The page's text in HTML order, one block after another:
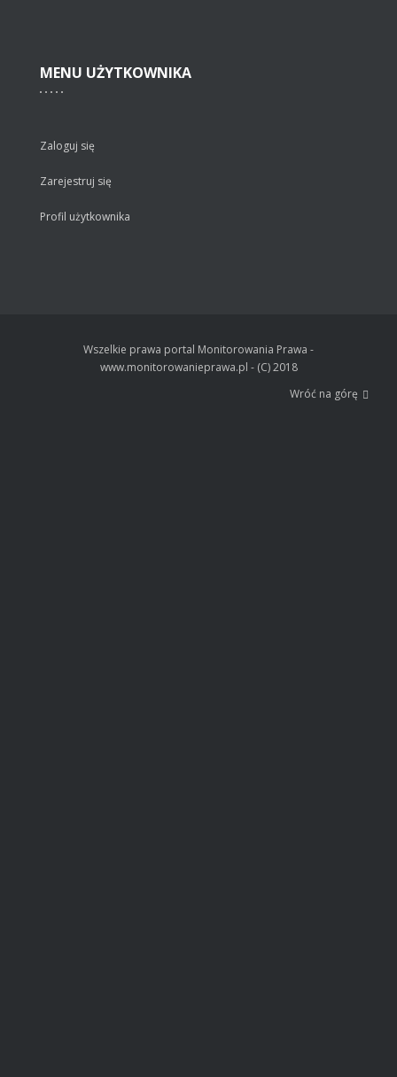
MENU UŻYTKOWNIKA
Zaloguj się
Zarejestruj się
Profil użytkownika
Wszelkie prawa portal Monitorowania Prawa -
www.monitorowanieprawa.pl - (C) 2018
Wróć na górę